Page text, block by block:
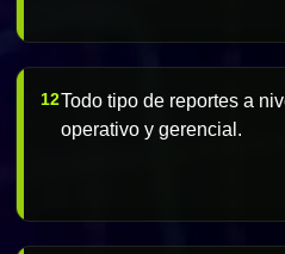
12Todo tipo de reportes a
operativo y gerencial.